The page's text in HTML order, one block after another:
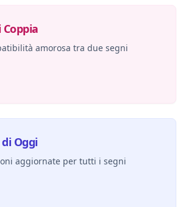
amorosa tra due segni
Oggi
aggiornate per tutti i segni